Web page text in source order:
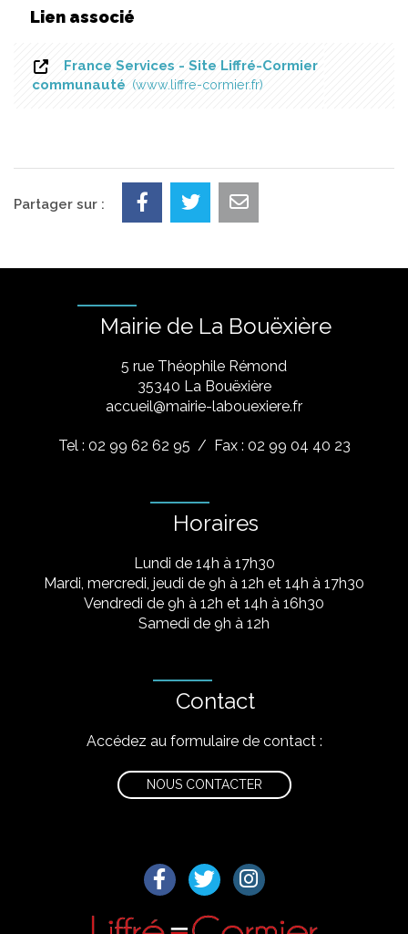
Lien associé
France Services - Site Liffré-Cormier
communauté
www.liffre-cormier.fr
Partager sur :
Mairie de La Bouëxière
5 rue Théophile Rémond
​35340 La Bouëxière
accueil@mairie-labouexiere.fr
Tel : 02 99 62 62 95 / Fax : 02 99 04 40 23
Horaires
Lundi de 14h à 17h30
Mardi, mercredi, jeudi de 9h à 12h et 14h à 17h30
Vendredi de 9h à 12h et 14h à 16h30
Samedi de 9h à 12h
Contact
Accédez au formulaire de contact :
NOUS CONTACTER
Lien vers le compte Facebook
Lien vers le compte Twitter
Lien vers le compte